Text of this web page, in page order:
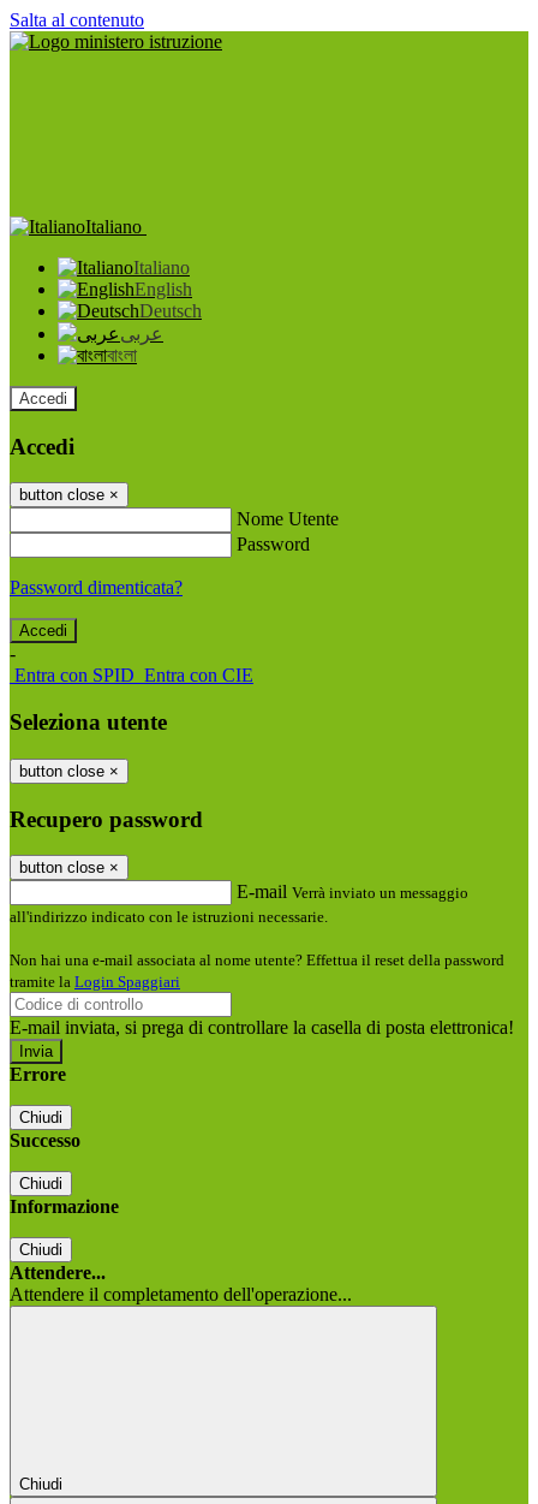
Salta al contenuto
Italiano
Italiano
English
Deutsch
عربى
বাংলা
Accedi
Accedi
button close ×
Nome Utente
Password
Password dimenticata?
-
Entra con SPID Entra con CIE
Seleziona utente
button close ×
Recupero password
button close ×
E-mail Verrà inviato un messaggio
all'indirizzo indicato con le istruzioni necessarie.
Non hai una e-mail associata al nome utente? Effettua il reset della password
tramite la Login Spaggiari
E-mail inviata, si prega di controllare la casella di posta elettronica!
Errore
Chiudi
Successo
Chiudi
Informazione
Chiudi
Attendere...
Attendere il completamento dell'operazione...
Chiudi